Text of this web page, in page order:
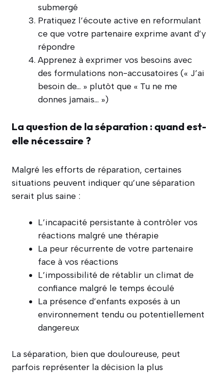
submergé
Pratiquez l’écoute active en reformulant
ce que votre partenaire exprime avant d’y
répondre
Apprenez à exprimer vos besoins avec
des formulations non-accusatoires (« J’ai
besoin de… » plutôt que « Tu ne me
donnes jamais… »)
La question de la séparation : quand est-
elle nécessaire ?
Malgré les efforts de réparation, certaines
situations peuvent indiquer qu’une séparation
serait plus saine :
L’incapacité persistante à contrôler vos
réactions malgré une thérapie
La peur récurrente de votre partenaire
face à vos réactions
L’impossibilité de rétablir un climat de
confiance malgré le temps écoulé
La présence d’enfants exposés à un
environnement tendu ou potentiellement
dangereux
La séparation, bien que douloureuse, peut
parfois représenter la décision la plus